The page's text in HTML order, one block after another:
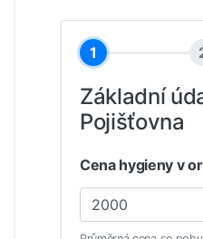
1
Základní
Pojišťovna
Cena hygieny v